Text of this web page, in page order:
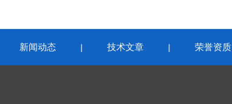
新闻动态 | 技术文章 | 荣誉资质